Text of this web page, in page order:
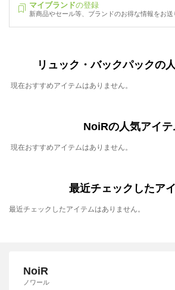
マイブランドの登録
新商品やセール等、ブランドのお得な情報をお送
リュック・バックパックの
現在おすすめアイテムはありません。
NoiRの人気アイテ
現在おすすめアイテムはありません。
最近チェックしたア
最近チェックしたアイテムはありません。
NoiR
ノワール